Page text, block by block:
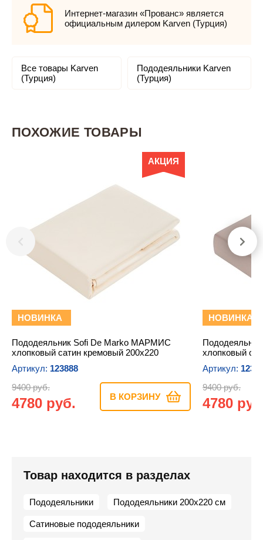
Интернет-магазин «Прованс» является
официальным дилером Karven (Турция)
Все товары Karven
(Турция)
Пододеяльники Karven
(Турция)
ПОХОЖИЕ ТОВАРЫ
НОВИНКА
АКЦИЯ
Пододеяльник Sofi De Marko МАРМИС
хлопковый сатин кремовый 200х220
Артикул: 123888
9400 руб.
4780 руб. В КОРЗИНУ
НОВИНКА
хлопковый
Артикул:
9400 руб.
4780
Товар находится в разделах
Пододеяльники Пододеяльники 200х220 см
Сатиновые пододеяльники